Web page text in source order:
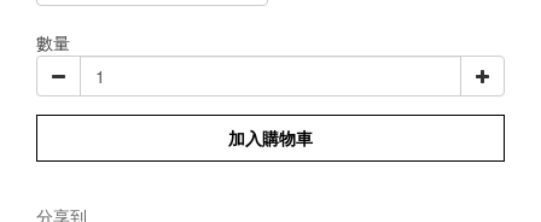
數量
加入購物車
分享到